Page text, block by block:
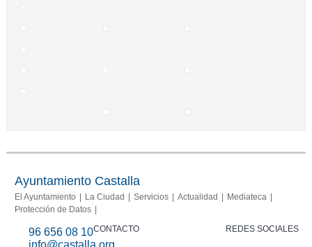
Ayuntamiento Castalla
El Ayuntamiento La Ciudad Servicios Actualidad
Mediateca
Protección de Datos
CONTACTO
96 656 08 10
info@castalla.org
REDES SOCIALES